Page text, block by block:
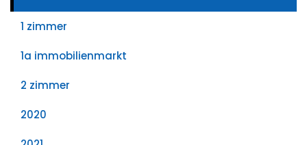
1 zimmer
1a immobilienmarkt
2 zimmer
2020